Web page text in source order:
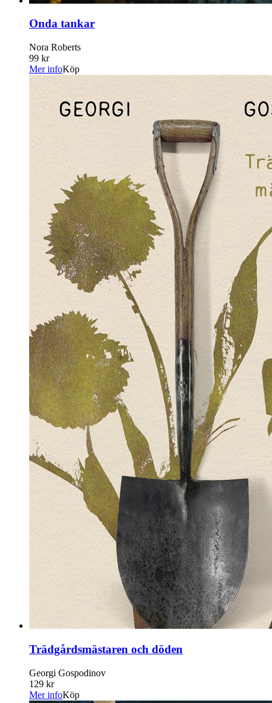
Onda tankar
Nora Roberts
99 kr
Mer infoKöp
Trädgårdsmästaren och döden
Georgi Gospodinov
129 kr
Mer infoKöp